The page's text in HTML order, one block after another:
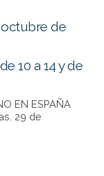
octubre de
10 a 14 y de
EN ESPAÑA
29 de